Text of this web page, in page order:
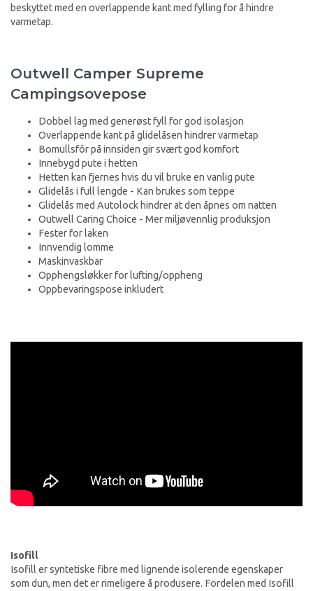
beskyttet med en overlappende kant med fylling for å hindre
varmetap.
Outwell Camper Supreme
Campingsovepose
Dobbel lag med generøst fyll for god isolasjon
Overlappende kant på glidelåsen hindrer varmetap
Bomullsfôr på innsiden gir svært god komfort
Innebygd pute i hetten
Hetten kan fjernes hvis du vil bruke en vanlig pute
Glidelås i full lengde - Kan brukes som teppe
Glidelås med Autolock hindrer at den åpnes om natten
Outwell Caring Choice - Mer miljøvennlig produksjon
Fester for laken
Innvendig lomme
Maskinvaskbar
Opphengsløkker for lufting/oppheng
Oppbevaringspose inkludert
Isofill
Isofill er syntetiske fibre med lignende isolerende egenskaper
som dun, men det er rimeligere å produsere. Fordelen med Isofill